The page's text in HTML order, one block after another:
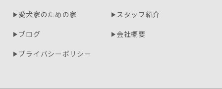
愛犬家のための家
スタッフ紹介
ブログ
会社概要
プライバシーポリシー